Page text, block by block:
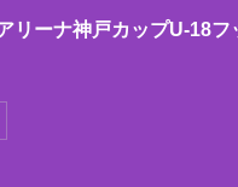
リーナ神戸カップU-18フ